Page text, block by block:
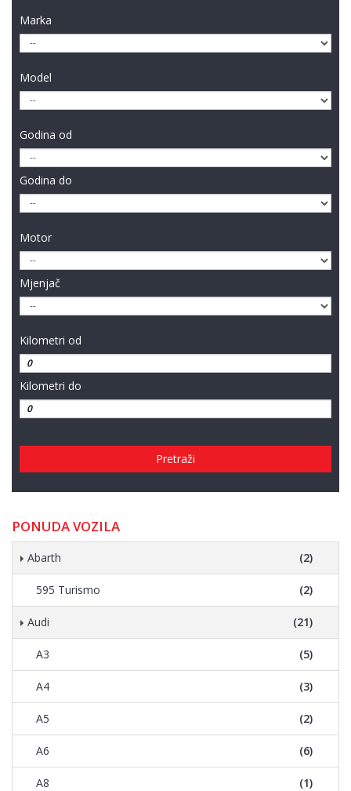
Marka
Model
Godina od
Godina do
Motor
Mjenjač
Kilometri od
Kilometri do
Pretraži
PONUDA VOZILA
Abarth (2)
595 Turismo (2)
Audi (21)
A3 (5)
A4 (3)
A5 (2)
A6 (6)
A8 (1)